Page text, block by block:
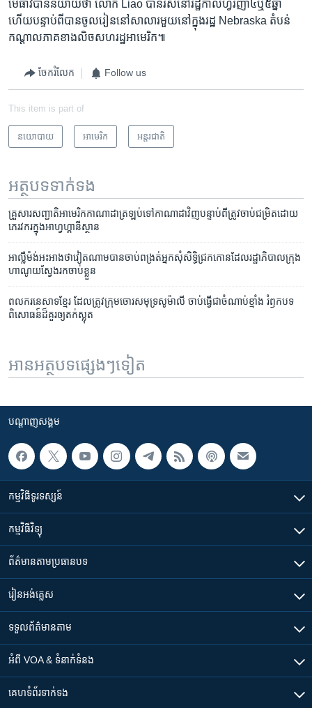
មេធាវី​បាន​និយាយ​ថា លោក Liao បាន​រស់​នៅ​រដ្ឋ​កាលីហ្វ័រញ៉ា​៤ឬ៥ឆ្នាំ​
ហើយ​បន្ទាប់​ពី​បាន​ចូលរៀន​នៅ​សាលារ​មួយ​នៅ​ក្នុង​រដ្ឋ Nebraska​ តំបន់​
កណ្តាល​ភាគ​ខាង​លិច​សហរដ្ឋ​អាមេរិក៕
ចែករំលែក Follow us
This item is part of
នយោបាយ អាមេរិក​ អន្តរជាតិ
អត្ថបទ​ទាក់ទង
គ្រួសារ​សញ្ជាតិ​អាមេរិក​កាណាដា​​ត្រឡប់​ទៅ​កាណាដា​វិញ​បន្ទាប់​ពី​ត្រូវ​​ចាប់​ជម្រិតដោយ​
ភេរវករ​ក្នុង​អាហ្វហ្គានីស្ថាន​
អាល្លឺម៉ង់​អះអាង​ថា​វៀតណាម​បាន​ចាប់​ពង្រត់​អ្នក​សុំ​សិទ្ធិ​ជ្រក​កោន​ដែល​រដ្ឋាភិបាល​ក្រុង​
ហាណូយ​ស្វែង​រក​ចាប់​ខ្លួន
ពលករ​នេសាទ​ខ្មែរ ដែល​ត្រូវ​ក្រុម​ចោរ​សមុទ្រ​សូម៉ាលី ចាប់​ធ្វើ​ជា​ចំណាប់​ខ្មាំង រំឭក​បទ
ពិសោធន៍​ដ៏​គួរ​ឲ្យ​តក់ស្លុត
អានអត្ថបទផ្សេងៗទៀត
បណ្តាញ​សង្គម
កម្មវិធី​ទូរទស្សន៍
កម្មវិធី​វិទ្យុ
ព័ត៌មាន​តាមប្រធានបទ​
រៀន​​អង់គ្លេស
ទទួល​ព័ត៌មាន​តាម
អំពី​ VOA & ទំនាក់ទំនង
គេហទំព័រ​​ទាក់ទង